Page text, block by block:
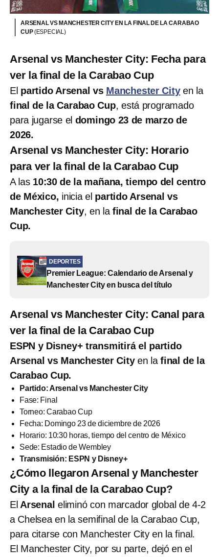
ARSENAL VS MANCHESTER CITY EN LA FINAL DE LA CARABAO
CUP(ESPECIAL)
Arsenal vs Manchester City: Fecha para
ver la final de la Carabao Cup
El partido Arsenal vs Manchester City en la
final de la Carabao Cup, está programado
para jugarse el domingo 23 de marzo de
2026.
Arsenal vs Manchester City: Horario
para ver la final de la Carabao Cup
A las10:30 de la mañana, tiempo del centro
de México, inicia el partido Arsenal vs
Manchester City, en la final de la Carabao
Cup.
DEPORTES
Premier League: Calendario de Arsenal y
Manchester City en busca del título
Arsenal vs Manchester City: Canal para
ver la final de la Carabao Cup
ESPN y Disney+ transmitirá el partido
Arsenal vs Manchester Cityen lafinal de la
Carabao Cup.
Partido: Arsenal vs Manchester City
Fase: Final
Torneo: Carabao Cup
Fecha: Domingo 23 de diciembre de 2026
Horario: 10:30 horas, tiempo del centro de México
Sede: Estadio de Wembley
Transmisión: ESPN y Disney+
¿Cómo llegaron Arsenal y Manchester
City a la final de la Carabao Cup?
El Arsenal eliminó con marcador global de 4-2
a Chelsea en la semifinal de la Carabao Cup,
para citarse con Manchester City en la final.
El Manchester City, por su parte, dejó en el